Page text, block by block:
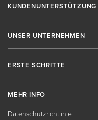
KUNDENUNTERSTÜTZUNG
UNSER UNTERNEHMEN
ERSTE SCHRITTE
MEHR INFO
Datenschutzrichtlinie